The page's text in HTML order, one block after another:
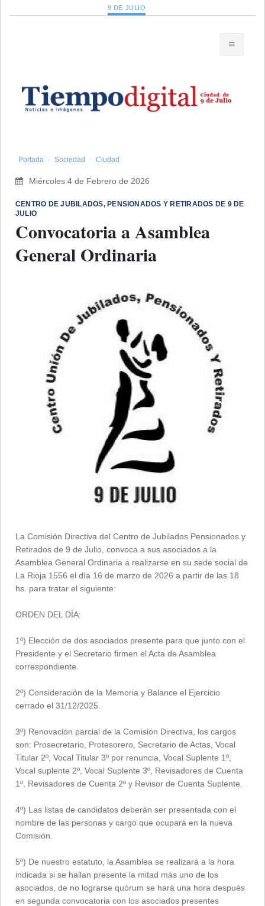
9 DE JULIO
Portada Sociedad Ciudad
Miércoles 4 de Febrero de 2026
CENTRO DE JUBILADOS, PENSIONADOS Y RETIRADOS DE 9 DE
JULIO
Convocatoria a Asamblea
General Ordinaria
La Comisión Directiva del Centro de Jubilados Pensionados y
Retirados de 9 de Julio, convoca a sus asociados a la
Asamblea General Ordinaria a realizarse en su sede social de
La Rioja 1556 el día 16 de marzo de 2026 a partir de las 18
hs. para tratar el siguiente:
ORDEN DEL DÍA:
1º) Elección de dos asociados presente para que junto con el
Presidente y el Secretario firmen el Acta de Asamblea
correspondiente.
2º) Consideración de la Memoria y Balance el Ejercicio
cerrado el 31/12/2025.
3º) Renovación parcial de la Comisión Directiva, los cargos
son: Prosecretario, Protesorero, Secretario de Actas, Vocal
Titular 2º, Vocal Titular 3º por renuncia, Vocal Suplente 1º,
Vocal suplente 2º, Vocal Suplente 3º, Revisadores de Cuenta
1º, Revisadores de Cuenta 2º y Revisor de Cuenta Suplente.
4º) Las listas de candidatos deberán ser presentada con el
nombre de las personas y cargo que ocupará en la nueva
Comisión.
5º) De nuestro estatuto, la Asamblea se realizará a la hora
indicada si se hallan presente la mitad más uno de los
asociados, de no lograrse quórum se hará una hora después
en segunda convocatoria con los asociados presentes